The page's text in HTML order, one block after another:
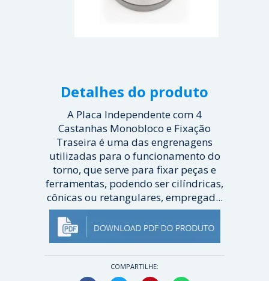
Detalhes do produto
A Placa Independente com 4
Castanhas Monobloco e Fixação
Traseira é uma das engrenagens
utilizadas para o funcionamento do
torno, que serve para fixar peças e
ferramentas, podendo ser cilíndricas,
cônicas ou retangulares, empregad...
[ Veja mais ]
COMPARTILHE: